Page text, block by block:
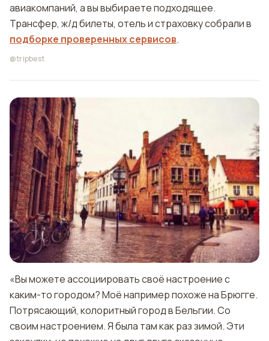
авиакомпаний, а вы выбираете подходящее.
Трансфер, ж/д билеты, отель и страховку собрали в
подборке проверенных сервисов.
@tripbest
«Вы можете ассоциировать своё настроение с
каким-то городом? Моё например похоже на Брюгге.
Потрясающий, колоритный город в Бельгии. Со
своим настроением. Я была там как раз зимой. Эти